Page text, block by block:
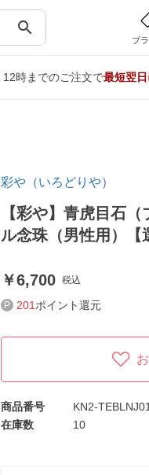
search
ブ
12時までのご注文で最短翌
彩や（いろどりや）
【彩や】青虎目石
ル念珠（男性用）【
6,700 税込
201 ポイント還元
商品番号
KN2-TEBLNJ01
在庫数
10